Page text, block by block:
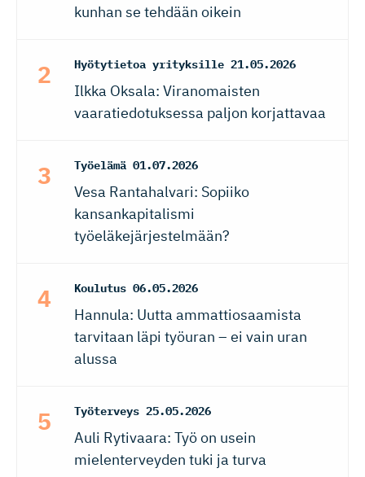
kunhan se tehdään oikein
Hyötytietoa yrityksille 21.05.2026
Ilkka Oksala: Viranomaisten
vaaratiedotuksessa paljon korjattavaa
Työelämä 01.07.2026
Vesa Rantahalvari: Sopiiko
kansankapitalismi
työeläkejärjestelmään?
Koulutus 06.05.2026
Hannula: Uutta ammattiosaamista
tarvitaan läpi työuran – ei vain uran
alussa
Työterveys 25.05.2026
Auli Rytivaara: Työ on usein
mielenterveyden tuki ja turva